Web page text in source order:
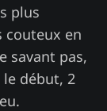
plus
couteux en
savant pas,
le début, 2